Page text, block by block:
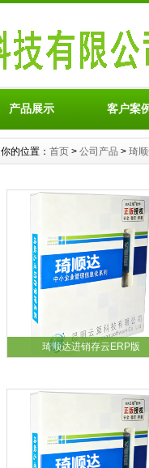
产品展示 客户案
你的位置： 首页 > 公司产品 > 琦
琦顺达进销存云ERP版